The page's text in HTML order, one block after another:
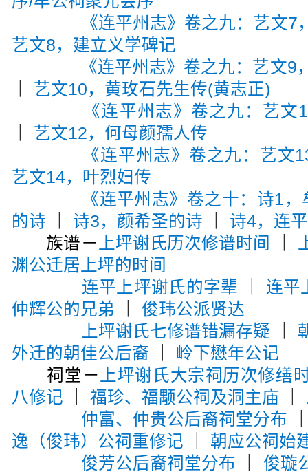
《连平州志》卷之九：艺文
艺文8，建立义学碑记
《连平州志》卷之九：艺文
艺文10，黄玫石先生传(黄志正)
《连平州志》卷之九：艺
艺文12，何母颜孺人传
《连平州志》卷之九：艺文
艺文14，叶烈妇传
《连平州志》卷之十：诗1
的诗
诗3，颜希圣的诗
诗4，连
族谱－ 上坪谢氏历次修谱时间
渊公迁居上坪的时间
连平上坪谢氏的字辈
连平
仲辉公的兄弟
俊玮公派贤达
上坪谢氏七修谱错漏存疑
外迁的朝佳公后裔
岭下懋年公记
祠堂－ 上坪谢氏大宗祠历次修缮
八修记 ｜福珍、福颙公祠及洞主庙
仲富、仲贵公后裔祠堂分布
逸（俊玮）公祠重修记
朝应公祠始
俊芳公后裔祠堂分布
俊璇